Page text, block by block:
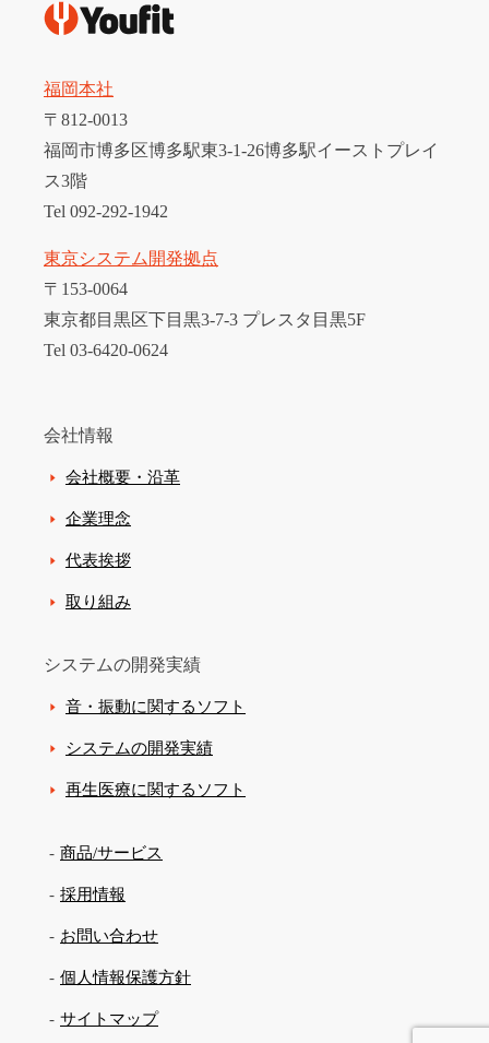
福岡本社
〒812-0013
福岡市博多区博多駅東3-1-26博多駅イーストプレイ
ス3階
Tel 092-292-1942
東京システム開発拠点
〒153-0064
東京都目黒区下目黒3-7-3 プレスタ目黒5F
Tel 03-6420-0624
会社情報
会社概要・沿革
企業理念
代表挨拶
取り組み
システムの開発実績
音・振動に関するソフト
システムの開発実績
再生医療に関するソフト
商品/サービス
採用情報
お問い合わせ
個人情報保護方針
サイトマップ